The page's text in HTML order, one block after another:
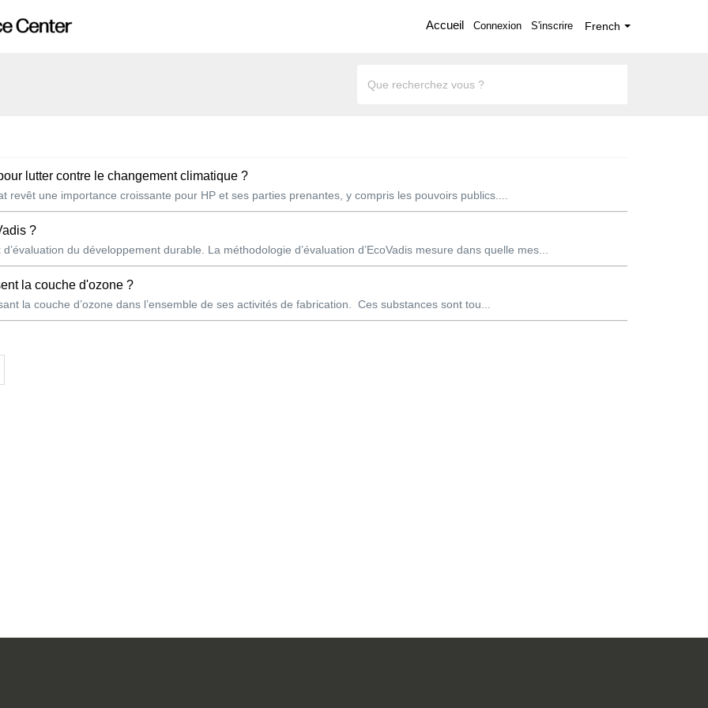
Accueil French
Connexion S'inscrire
lutter contre le changement climatique ?
une importance croissante pour HP et ses parties prenantes, y compris les pouvoirs publics....
?
du développement durable. La méthodologie d’évaluation d’EcoVadis mesure dans quelle mes...
la couche d'ozone ?
la couche d’ozone dans l’ensemble de ses activités de fabrication. Ces substances sont tou...